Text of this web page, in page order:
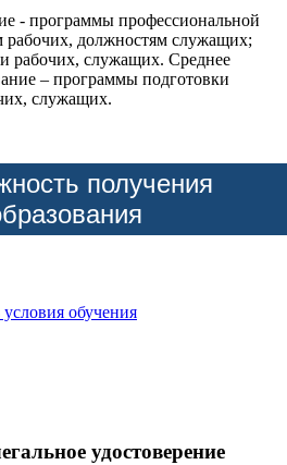
- программы профессиональной
рабочих, должностям служащих;
рабочих, служащих. Среднее
– программы подготовки
служащих.
получения
условия обучения
удостоверение